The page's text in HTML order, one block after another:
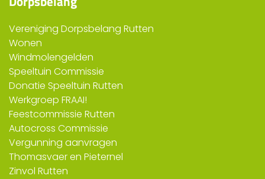
Vereniging Dorpsbelang Rutten
Wonen
Windmolengelden
Speeltuin Commissie
Donatie Speeltuin Rutten
Werkgroep FRAAI!
Feestcommissie Rutten
Autocross Commissie
Vergunning aanvragen
Thomasvaer en Pieternel
Zinvol Rutten